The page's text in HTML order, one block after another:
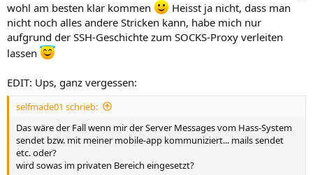
wohl am besten klar kommen
Heisst ja nicht, dass man
nicht noch alles andere Stricken kann, habe mich nur
aufgrund der SSH-Geschichte zum SOCKS-Proxy verleiten
lassen
EDIT: Ups, ganz vergessen:
selfmade01 schrieb:
Das wäre der Fall wenn mir der Server Messages vom Hass-System
sendet bzw. mit meiner mobile-app kommuniziert... mails sendet
etc. oder?
wird sowas im privaten Bereich eingesetzt?